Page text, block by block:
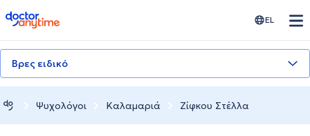
doctoranytime EL
Βρες ειδικό
Ψυχολόγοι Καλαμαριά Ζίφκου Στέλλα